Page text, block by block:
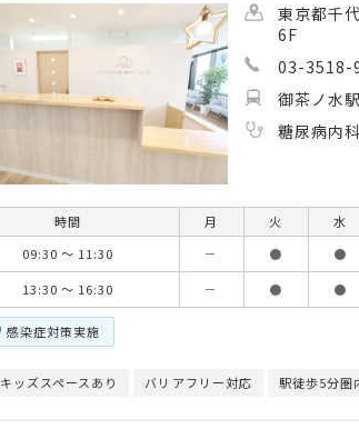
東京都千
6F
03-3518-
御茶ノ水
糖尿病内科
時間 月 火 水
09:30 ～ 11:30
－ ● ●
13:30 ～ 16:30
－ ● ●
感染症対策実施
キッズスペースあり バリアフリー対応 駅徒歩5分圏